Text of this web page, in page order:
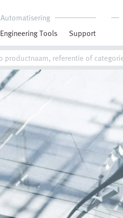
Automatisering
Engineering Tools Support